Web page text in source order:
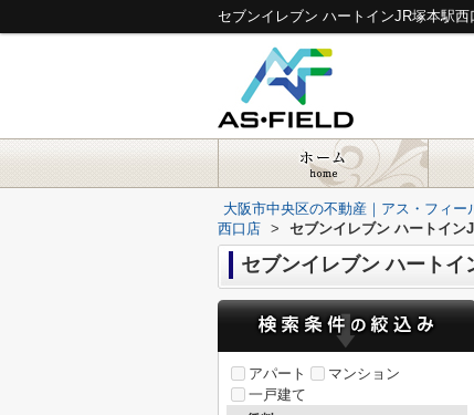
大阪市中央区の不動産｜アス・フィー
西口店 > セブンイレブン ハートイン
セブンイレブン ハート
アパート
マンション
一戸建て